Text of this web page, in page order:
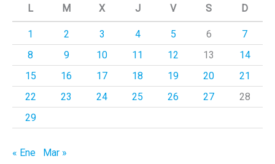
L M X J V S D
1 2 3 4 5 6
7
8
9 10 11 12 13
14
15
16 17 18 19 20
21
22
23 24 25 26 27
28
29
« Ene Mar »